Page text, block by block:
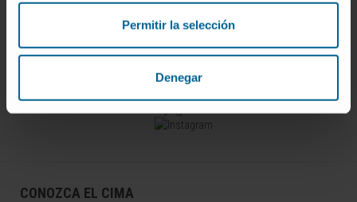
Permitir la selección
Denegar
Síguenos
CONOZCA EL CIMA